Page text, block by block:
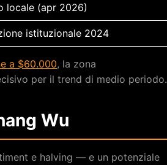
locale (apr 2026)
istituzionale 2024
a $60.000, la zona
per il trend di medio periodo.
Wu
e halving — e un potenziale